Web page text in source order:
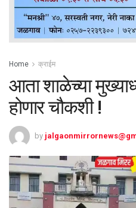
Home क्राईम
आता शाळेच्या
होणार चौकशी !
by